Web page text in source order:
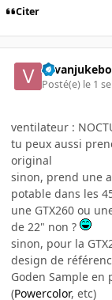
Citer
Posté(e) le 1
ventilateur :
tu peux aussi
original
sinon, prend une
potable dans les
une GTX260 ou
de 22" non ?
sinon, pour la
design de
Goden Sample
(Powercolor, etc)